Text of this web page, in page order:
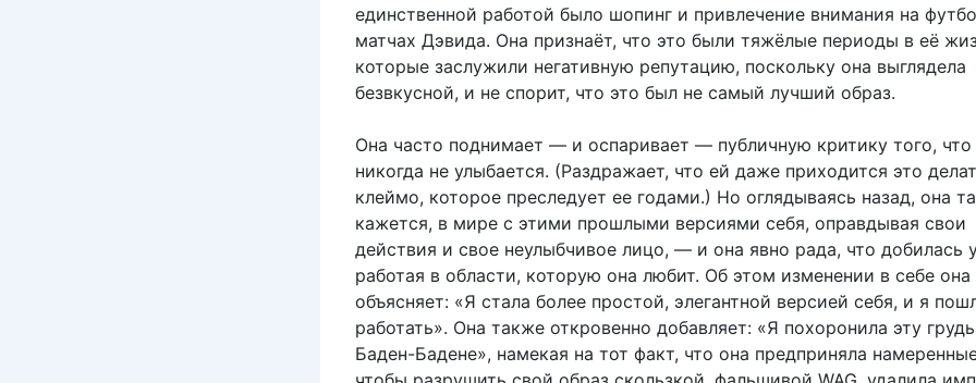
единственной работой было шопинг и привлечение внимания на
матчах Дэвида. Она признаёт, что это были тяжёлые периоды в её
которые заслужили негативную репутацию, поскольку она выглядела
безвкусной, и не спорит, что это был не самый лучший образ.
Она часто поднимает — и оспаривает — публичную критику того, что
никогда не улыбается. (Раздражает, что ей даже приходится это
клеймо, которое преследует ее годами.) Но оглядываясь назад, она
кажется, в мире с этими прошлыми версиями себя, оправдывая свои
действия и свое неулыбчивое лицо, — и она явно рада, что добилась
работая в области, которую она любит. Об этом изменении в себе она
объясняет: «Я стала более простой, элегантной версией себя, и я
работать». Она также откровенно добавляет: «Я похоронила эту
Баден-Бадене», намекая на тот факт, что она предприняла